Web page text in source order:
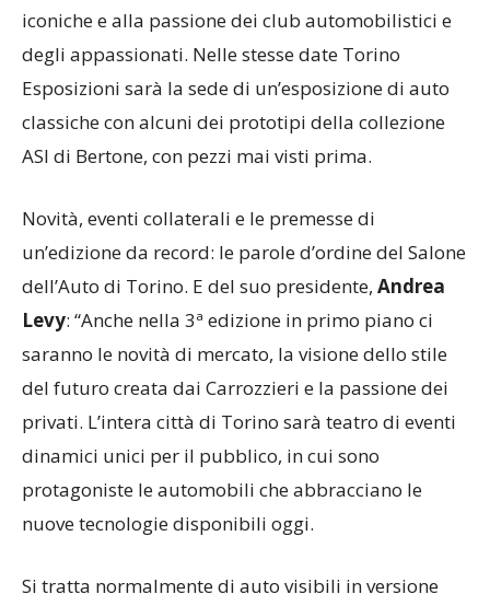
iconiche e alla passione dei club automobilistici e
degli appassionati. Nelle stesse date Torino
Esposizioni sarà la sede di un’esposizione di auto
classiche con alcuni dei prototipi della collezione
ASI di Bertone, con pezzi mai visti prima.
Novità, eventi collaterali e le premesse di
un’edizione da record: le parole d’ordine del Salone
dell’Auto di Torino. E del suo presidente, Andrea
Levy: “Anche nella 3ª edizione in primo piano ci
saranno le novità di mercato, la visione dello stile
del futuro creata dai Carrozzieri e la passione dei
privati. L’intera città di Torino sarà teatro di eventi
dinamici unici per il pubblico, in cui sono
protagoniste le automobili che abbracciano le
nuove tecnologie disponibili oggi.
Si tratta normalmente di auto visibili in versione